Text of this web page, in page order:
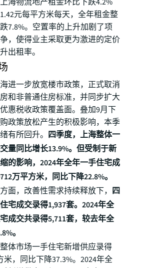
元每平方米每天，全年租金整
7.8%。空置率的上升加剧了项
，使得业主采取更为激进的定价
出租率。
进一步放宽楼市政策，正式取消
和非普通住房标准，并同步扩大
惠税收政策覆盖面。叠加9月下
政策放松产生的积极影响，本季
有所回升。 四季度，上海整体一
量同比增长13.9%。但受制于新
的影响，2024年全年一手住宅成
万平方米，同比下降22.8%。
面，改善性需求持续释放下， 四
宅成交录得1,937套。2024年全
成交共录得5,711套，较去年全
。
体市场一手住宅新增供应录得
米，同比下降37.3%。2024年全